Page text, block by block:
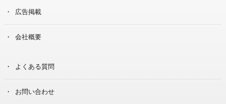
広告掲載
会社概要
よくある質問
お問い合わせ